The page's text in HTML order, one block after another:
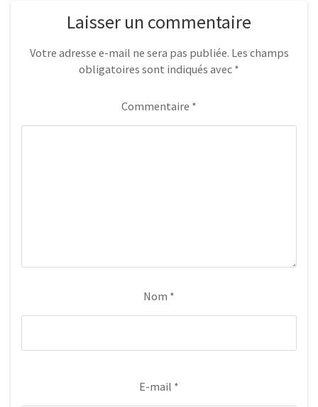
Laisser un commentaire
Votre adresse e-mail ne sera pas publiée. Les champs
obligatoires sont indiqués avec *
Commentaire *
Nom *
E-mail *